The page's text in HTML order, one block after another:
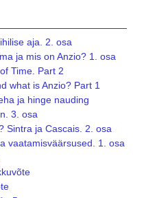
aja. 2. osa
ja mis on Anzio? 1. osa
Time. Part 2
what is Anzio? Part 1
ja hinge nauding
3. osa
Sintra ja Cascais. 2. osa
vaatamisväärsused. 1. osa